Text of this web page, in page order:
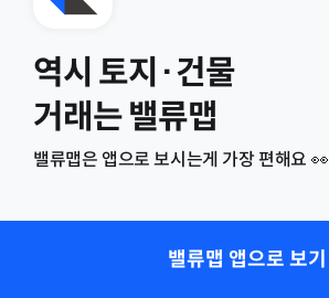
역시 토지·건물
거래는 밸류맵
밸류맵은 앱으로 보시는게 가장 편해요 👀
밸류맵 앱으로 보기